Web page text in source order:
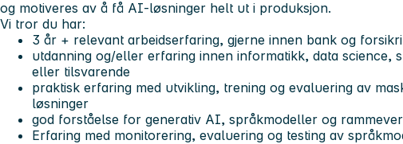
og motiveres av å få AI-løsninger helt ut i produksjon.
Vi tror du har:
3 år + relevant arbeidserfaring, gjerne innen bank og
utdanning og/eller erfaring innen informatikk, data science,
eller tilsvarende
praktisk erfaring med utvikling, trening og evaluering av
løsninger
god forståelse for generativ AI, språkmodeller og
Erfaring med monitorering, evaluering og testing av